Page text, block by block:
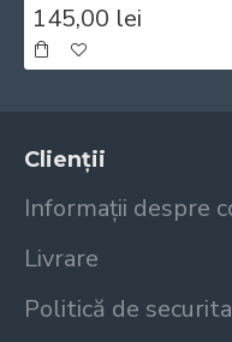
145,00 lei
Clienții
Informații despre
Livrare
Politică de